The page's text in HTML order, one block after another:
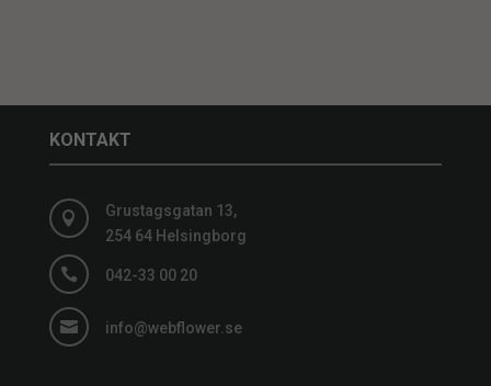
KONTAKT

Grustagsgatan 13,
254 64 Helsingborg
 042-33 00 20
 info@webflower.se